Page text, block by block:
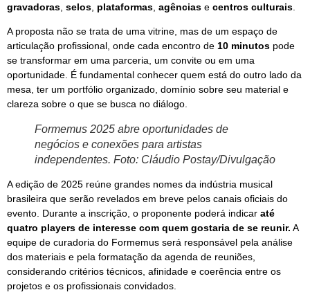
gravadoras selos plataformas agências e centros culturais
A proposta não se trata de uma vitrine, mas de um espaço de
articulação profissional, onde cada encontro de 10 minutos pode
se transformar em uma parceria, um convite ou em uma
oportunidade. É fundamental conhecer quem está do outro lado da
mesa, ter um portfólio organizado, domínio sobre seu material e
clareza sobre o que se busca no diálogo.
Formemus 2025 abre oportunidades de
negócios e conexões para artistas
independentes. Foto: Cláudio Postay/Divulgação
A edição de 2025 reúne grandes nomes da indústria musical
brasileira que serão revelados em breve pelos canais oficiais do
evento. Durante a inscrição, o proponente poderá indicar até
quatro players de interesse com quem gostaria de se reunir. A
equipe de curadoria do Formemus será responsável pela análise
dos materiais e pela formatação da agenda de reuniões,
considerando critérios técnicos, afinidade e coerência entre os
projetos e os profissionais convidados.